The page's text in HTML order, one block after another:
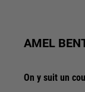
AMEL
On y suit un